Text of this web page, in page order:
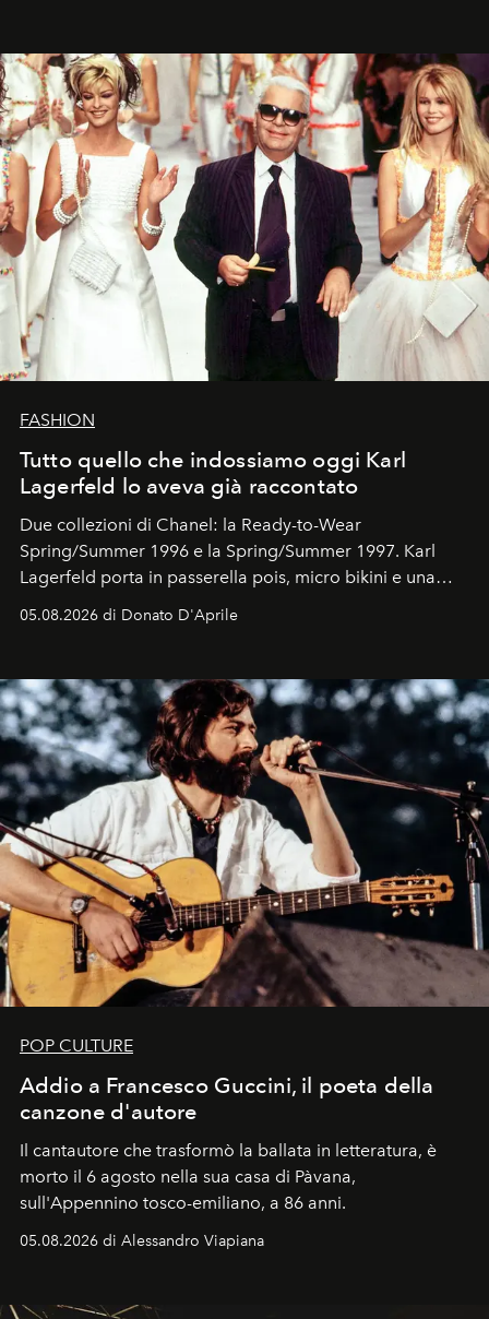
FASHION
Tutto quello che indossiamo oggi Karl
Lagerfeld lo aveva già raccontato
Due collezioni di Chanel: la Ready-to-Wear
Spring/Summer 1996 e la Spring/Summer 1997. Karl
Lagerfeld porta in passerella pois, micro bikini e una
logomania pensata per la spiaggia
Kate, Claudia e Carla una dietro l'altra. Trent'anni dopo,
uno dei documenti più contemporanei che abbiamo.
05.08.2026 di Donato D'Aprile
POP CULTURE
Addio a Francesco Guccini, il poeta della
canzone d'autore
Il cantautore che trasformò la ballata in letteratura, è
morto il 6 agosto nella sua casa di Pàvana,
sull'Appennino tosco-emiliano, a 86 anni.
05.08.2026 di Alessandro Viapiana